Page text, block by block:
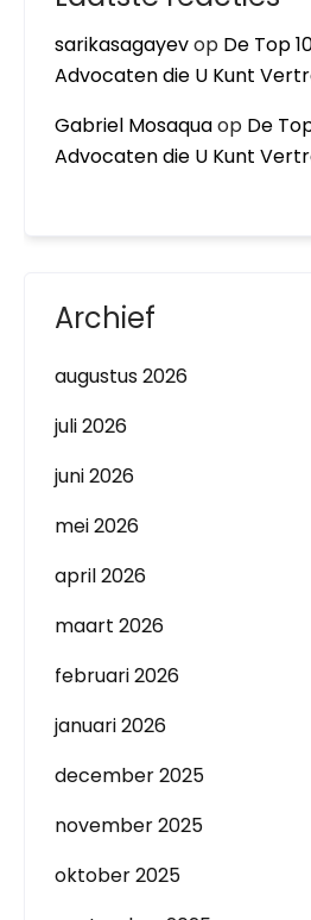
sarikasagayevop De Top
Advocaten die U Kunt
Gabriel Mosaquaop De
Advocaten die U Kunt
Archief
augustus 2026
juli 2026
juni 2026
mei 2026
april 2026
maart 2026
februari 2026
januari 2026
december 2025
november 2025
oktober 2025